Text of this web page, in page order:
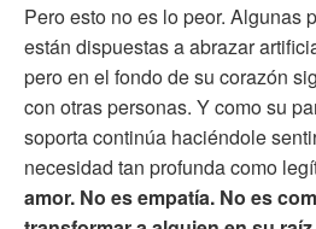
Pero esto no es lo peor. Algunas
están dispuestas a abrazar
pero en el fondo de su corazón
con otras personas. Y como su
soporta continúa haciéndole
necesidad tan profunda como
amor. No es empatía. No es